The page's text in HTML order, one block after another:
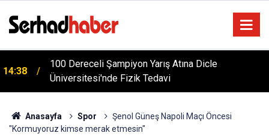
100 Dereceli Şampiyon Yarış Atına Dicle
Üniversitesi'nde Fizik Tedavi
04:20
Türkiye'yi Değiştiren Lider Turgut Özal'ın Asıl
Mesleği Ne? Şaşırtan Mühendislik Hikayesi
Anasayfa Spor
Şenol Güneş Napoli Maçı Öncesi
"Kormuyoruz kimse merak etmesin"